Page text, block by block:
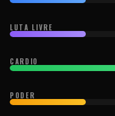
LUTA LIVRE
CARDIO
PODER